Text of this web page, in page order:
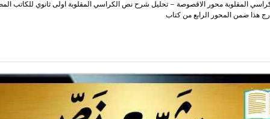
المقلوبة محور الاقصوصة – تحليل شرح نص الكراسي المقلوبة اولى ثانوي للكاتب
هذا ضمن المحور الرابع من كتاب